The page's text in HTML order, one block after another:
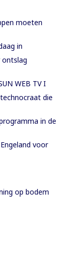
moeten
in
ontslag
WEB TV I
die
in de
voor
op bodem